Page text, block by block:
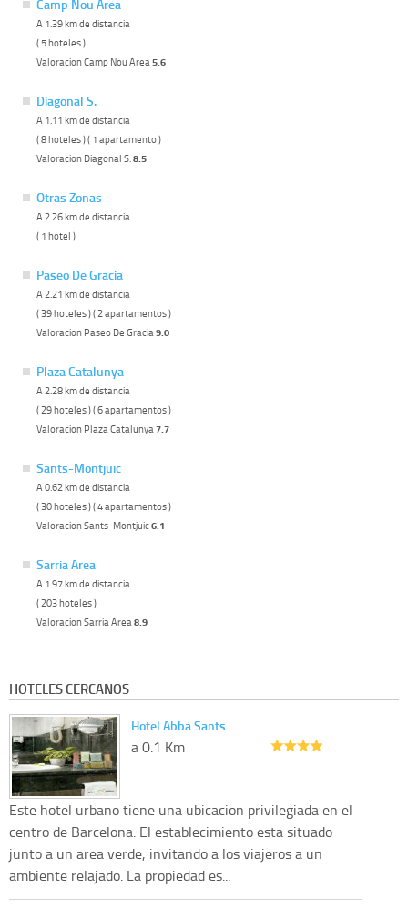
Camp Nou Area
A 1.39 km de distancia
( 5 hoteles )
Valoracion Camp Nou Area 5.6
Diagonal S.
A 1.11 km de distancia
( 8 hoteles ) ( 1 apartamento )
Valoracion Diagonal S. 8.5
Otras Zonas
A 2.26 km de distancia
( 1 hotel )
Paseo De Gracia
A 2.21 km de distancia
( 39 hoteles ) ( 2 apartamentos )
Valoracion Paseo De Gracia 9.0
Plaza Catalunya
A 2.28 km de distancia
( 29 hoteles ) ( 6 apartamentos )
Valoracion Plaza Catalunya 7.7
Sants-Montjuic
A 0.62 km de distancia
( 30 hoteles ) ( 4 apartamentos )
Valoracion Sants-Montjuic6.1
Sarria Area
A 1.97 km de distancia
( 203 hoteles )
Valoracion Sarria Area 8.9
HOTELES CERCANOS
Hotel Abba Sants
a 0.1 Km
Este hotel urbano tiene una ubicacion privilegiada en el
centro de Barcelona. El establecimiento esta situado
junto a un area verde, invitando a los viajeros a un
ambiente relajado. La propiedad es...